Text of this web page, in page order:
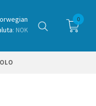
: NOK
0